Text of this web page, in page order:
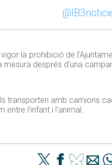
la prohibició de
després d’una
transporten amb camions
l’infant i l’animal.